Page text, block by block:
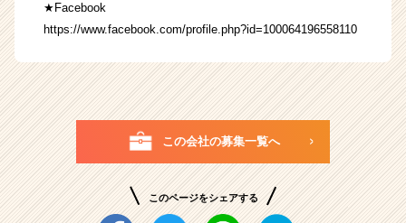
★Facebook
https://www.facebook.com/profile.php?id=100064196558110
この会社の募集一覧へ
このページをシェアする